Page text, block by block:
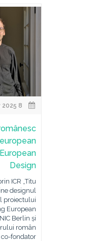
Design
ICR „Titu
designul
proiectului
European
Berlin și
român
co-fondator